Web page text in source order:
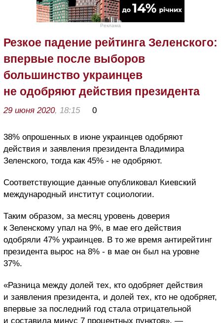
Реклама
Резкое падение рейтинга Зеленского:
впервые после выборов
большинство украинцев
не одобряют действия президента
29 июня 2020, 18:15 0
38% опрошенных в июне украинцев одобряют
действия и заявления президента Владимира
Зеленского, тогда как 45% - не одобряют.
Соответствующие данные опубликовал Киевский
международный институт социологии.
Таким образом, за месяц уровень доверия
к Зеленскому упал на 9%, в мае его действия
одобряли 47% украинцев. В то же время антирейтинг
президента вырос на 8% - в мае он был на уровне
37%.
«Разница между долей тех, кто одобряет действия
и заявления президента, и долей тех, кто не одобряет,
впервые за последний год стала отрицательной
и составила минус 7 процентных пунктов», —